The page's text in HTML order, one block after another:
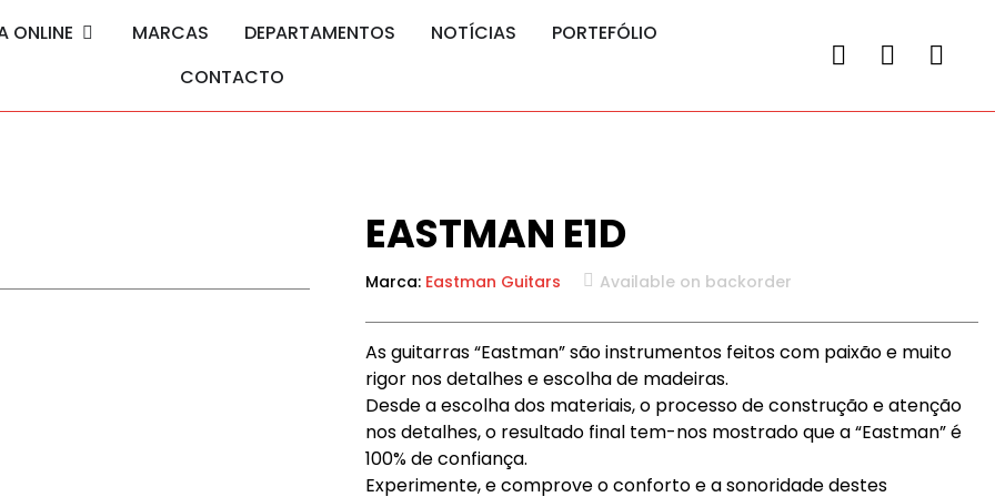
ONLINE MARCAS DEPARTAMENTOS NOTÍCIAS
PORTEFÓLIO
CONTACTO
EASTMAN E1D
Marca: Eastman Guitars Available on backorder
As guitarras “Eastman” são instrumentos feitos com paixão e muito
rigor nos detalhes e escolha de madeiras.
Desde a escolha dos materiais, o processo de construção e atenção
nos detalhes, o resultado final tem-nos mostrado que a “Eastman” é
100% de confiança.
Experimente, e comprove o conforto e a sonoridade destes